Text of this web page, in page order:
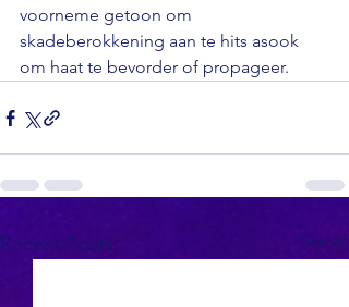
voorneme getoon om
skadeberokkening aan te hits asook
om haat te bevorder of propageer.
Recent Posts See All